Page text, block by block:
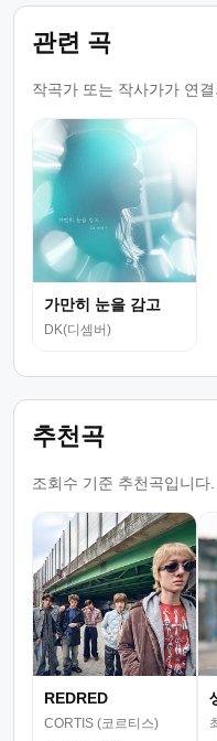
관련 곡
작곡가 또는 작사가가 연
가만히 눈을 감고
DK(디셈버)
추천곡
조회수 기준 추천곡입니다.
REDRED
CORTIS (코르티스)